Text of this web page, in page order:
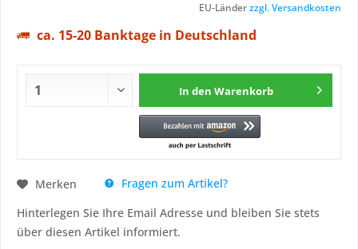
EU-Länderzzgl. Versandkosten
ca. 15-20 Banktage in Deutschland
In den Warenkorb
Merken
Fragen zum Artikel?
Hinterlegen Sie Ihre Email Adresse und bleiben Sie stets
über diesen Artikel informiert.